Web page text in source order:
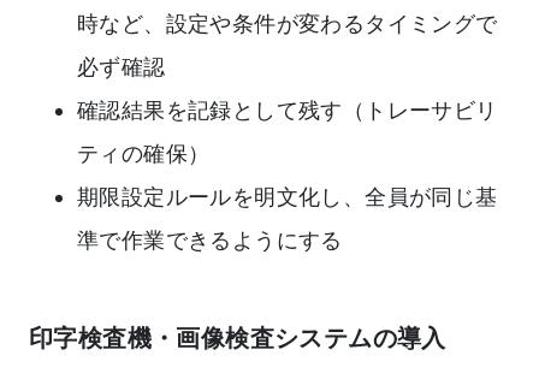
時など、設定や条件が変わるタイミングで
必ず確認
確認結果を記録として残す（トレーサビリ
ティの確保）
期限設定ルールを明文化し、全員が同じ基
準で作業できるようにする
印字検査機・画像検査システムの導入